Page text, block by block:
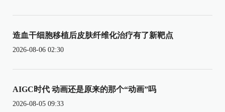
造血干细胞移植后皮肤纤维化治疗有了新靶点
2026-08-06 02:30
AIGC时代 动画还是原来的那个“动画”吗
2026-08-05 09:33